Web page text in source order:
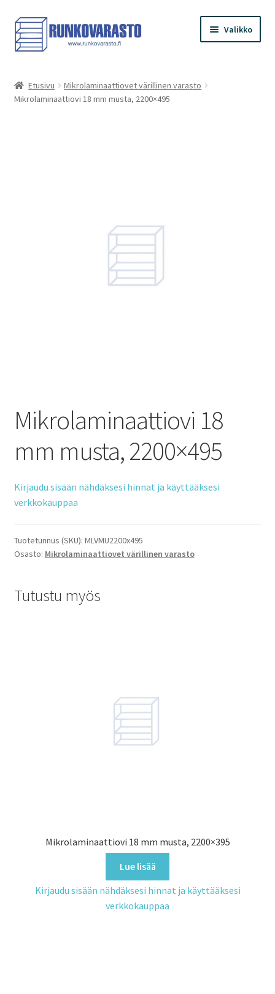
Siirry
navigointiin
Siirry
sisältöön
Valikko
Kauppa
Etusivu
Mikrolaminaattiovet värillinen varasto
Mikrolaminaattiovi 18 mm musta, 2200×495
Mikrolaminaattiovi 18
mm musta, 2200×495
Kirjaudu sisään nähdäksesi hinnat ja käyttääksesi
verkkokauppaa
Tuotetunnus (SKU): MLVMU2200x495
Osasto: Mikrolaminaattiovet värillinen varasto
Tutustu myös
Mikrolaminaattiovi 18 mm musta, 2200×395
Lue lisää
Kirjaudu sisään nähdäksesi hinnat ja käyttääksesi
verkkokauppaa